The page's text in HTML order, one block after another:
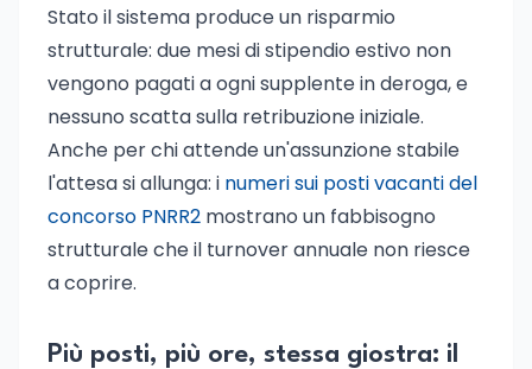
Stato il sistema produce un risparmio
strutturale: due mesi di stipendio estivo non
vengono pagati a ogni supplente in deroga, e
nessuno scatta sulla retribuzione iniziale.
Anche per chi attende un'assunzione stabile
l'attesa si allunga: i numeri sui posti vacanti del
concorso PNRR2 mostrano un fabbisogno
strutturale che il turnover annuale non riesce
a coprire.
Più posti, più ore, stessa giostra: il